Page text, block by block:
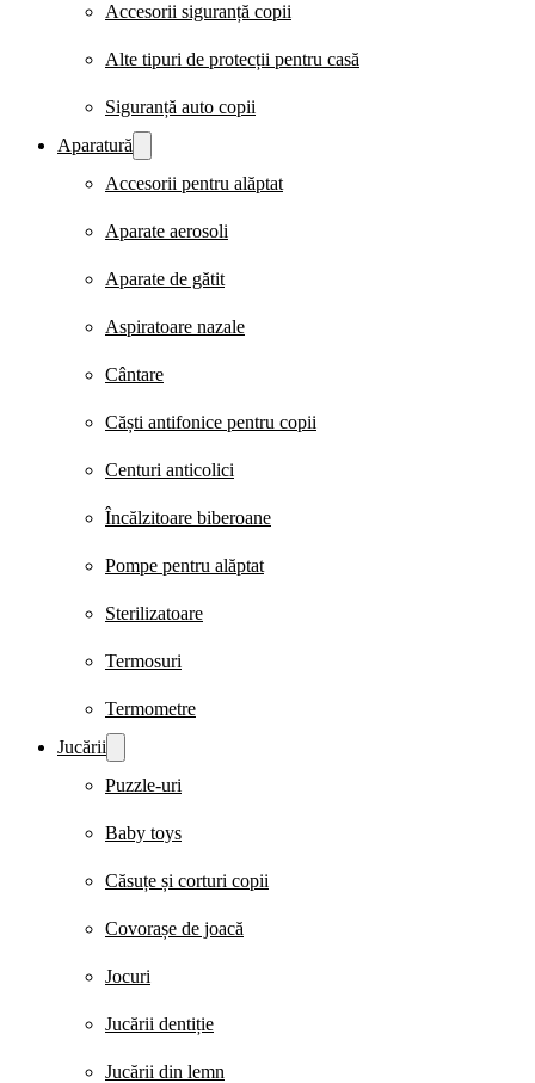
Accesorii siguranță copii
Alte tipuri de protecții pentru casă
Siguranță auto copii
Aparatură
Accesorii pentru alăptat
Aparate aerosoli
Aparate de gătit
Aspiratoare nazale
Cântare
Căști antifonice pentru copii
Centuri anticolici
Încălzitoare biberoane
Pompe pentru alăptat
Sterilizatoare
Termosuri
Termometre
Jucării
Puzzle-uri
Baby toys
Căsuțe și corturi copii
Covorașe de joacă
Jocuri
Jucării dentiție
Jucării din lemn